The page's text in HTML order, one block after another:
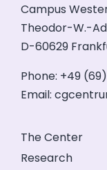
Campus
Theodor-W.-
D-60629
Phone: +49
Email:
The Center
Research